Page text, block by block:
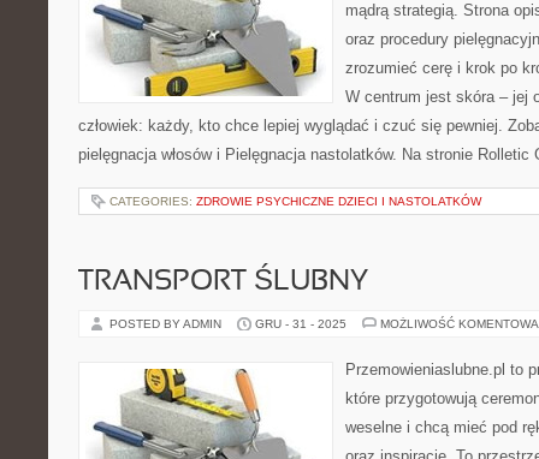
mądrą strategią. Strona
oraz procedury
zrozumieć cerę i krok po
W centrum jest skóra – jej
człowiek: każdy, kto chce lepiej wyglądać i czuć się pewniej.
pielęgnacja włosów i Pielęgnacja nastolatków. Na stronie
CATEGORIES: ZDROWIE PSYCHICZNE DZIECI I NASTOLATKÓW
TRANSPORT ŚLUBNY
POSTED BY ADMIN GRU - 31 - 2025 MOŻLIWOŚĆ
Przemowieniaslubne.pl to
które przygotowują
weselne i chcą mieć pod